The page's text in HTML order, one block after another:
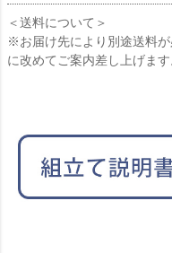
＜送料について＞
※お届け先により別途送料
に改めてご案内差し上げます